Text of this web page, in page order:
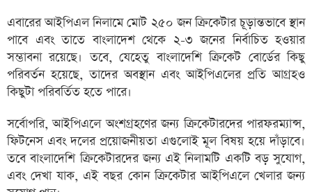
এবারের আইপিএল নিলামে মোট ২৫০ জন ক্রিকেটার চূড়ান্তভাবে স্থান
পাবে এবং তাতে বাংলাদেশ থেকে ২-৩ জনের নির্বাচিত হওয়ার
সম্ভাবনা রয়েছে। তবে, যেহেতু বাংলাদেশি ক্রিকেট বোর্ডের কিছু
পরিবর্তন হয়েছে, তাদের অবস্থান এবং আইপিএলের প্রতি আগ্রহও
কিছুটা পরিবর্তিত হতে পারে।
সর্বোপরি, আইপিএলে অংশগ্রহণের জন্য ক্রিকেটারদের পারফরম্যান্স,
ফিটনেস এবং দলের প্রয়োজনীয়তা এগুলোই মূল বিষয় হয়ে দাঁড়াবে।
তবে বাংলাদেশি ক্রিকেটারদের জন্য এই নিলামটি একটি বড় সুযোগ,
এবং দেখা যাক, এই বছর কোন ক্রিকেটার আইপিএলে খেলার জন্য